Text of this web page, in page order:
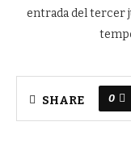
entrada del tercer
SHARE 0